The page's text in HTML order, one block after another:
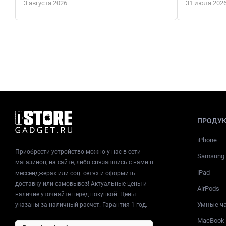
3 августа 2026 31 июля
Приобрести устройство можно у нас в сети
магазинов, на сайте, либо связавшись с нами в
мессенджерах или соц. сетях и оформить
доставку или самовывоз! Актуальные цены и
наличие уточняйте перед покупкой. Цены
указаны за наличный расчет. Гарантия 1 год.
iPhone
Samsung
iPad
AirPods
Умные
MacBook